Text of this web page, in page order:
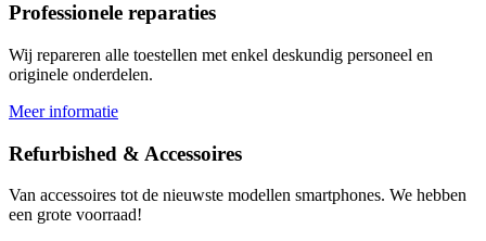
Professionele reparaties
Wij repareren alle toestellen met enkel deskundig personeel en
originele onderdelen.
Meer informatie
Refurbished & Accessoires
Van accessoires tot de nieuwste modellen smartphones. We hebben
een grote voorraad!